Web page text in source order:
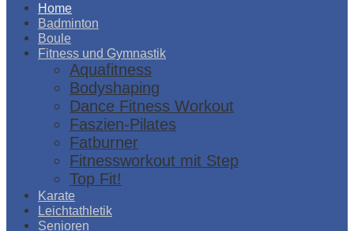
Home
Badminton
Boule
Fitness und Gymnastik
Aquafitness
Bodyshaping
Dance Fitness Workout
Faszien-Pilates
Fatburner
Fitnessworkout mit Step
Top Fit!
Karate
Leichtathletik
Senioren